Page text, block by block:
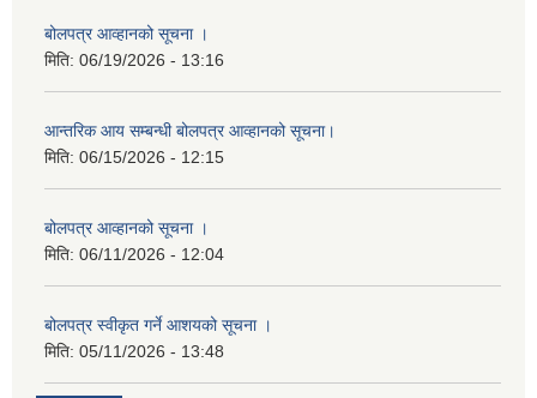
बोलपत्र आव्हानको सूचना ।
मिति: 06/19/2026 - 13:16
आन्तरिक आय सम्बन्धी बोलपत्र आव्हानको सूचना।
मिति: 06/15/2026 - 12:15
बोलपत्र आव्हानको सूचना ।
मिति: 06/11/2026 - 12:04
बोलपत्र स्वीकृत गर्ने आशयको सूचना ।
मिति: 05/11/2026 - 13:48